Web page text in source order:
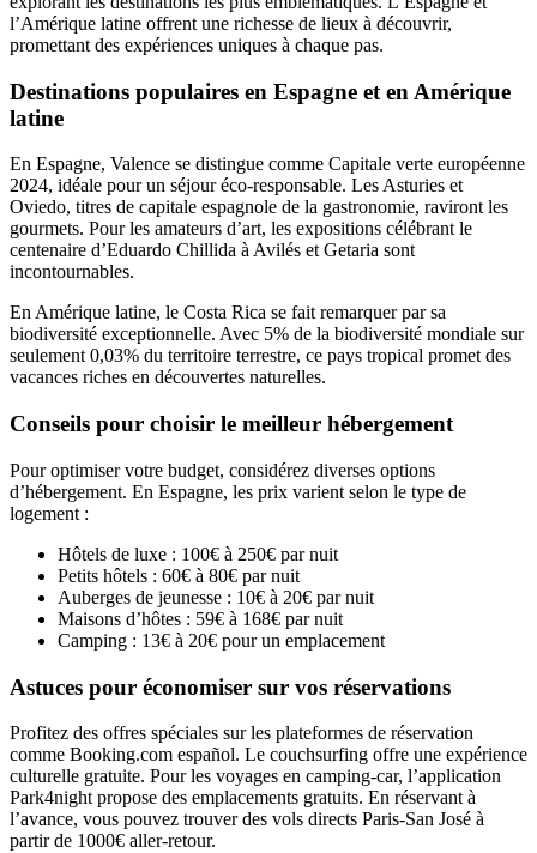
l’Amérique latine offrent une richesse de lieux à découvrir,
promettant des expériences uniques à chaque pas.
Destinations populaires en Espagne et en Amérique
latine
En Espagne, Valence se distingue comme Capitale verte européenne
2024, idéale pour un séjour éco-responsable. Les Asturies et
Oviedo, titres de capitale espagnole de la gastronomie, raviront les
gourmets. Pour les amateurs d’art, les expositions célébrant le
centenaire d’Eduardo Chillida à Avilés et Getaria sont
incontournables.
En Amérique latine, le Costa Rica se fait remarquer par sa
biodiversité exceptionnelle. Avec 5% de la biodiversité mondiale sur
seulement 0,03% du territoire terrestre, ce pays tropical promet des
vacances riches en découvertes naturelles.
Conseils pour choisir le meilleur hébergement
Pour optimiser votre budget, considérez diverses options
d’hébergement. En Espagne, les prix varient selon le type de
logement :
Hôtels de luxe : 100€ à 250€ par nuit
Petits hôtels : 60€ à 80€ par nuit
Auberges de jeunesse : 10€ à 20€ par nuit
Maisons d’hôtes : 59€ à 168€ par nuit
Camping : 13€ à 20€ pour un emplacement
Astuces pour économiser sur vos réservations
Profitez des offres spéciales sur les plateformes de réservation
comme Booking.com español. Le couchsurfing offre une expérience
culturelle gratuite. Pour les voyages en camping-car, l’application
Park4night propose des emplacements gratuits. En réservant à
l’avance, vous pouvez trouver des vols directs Paris-San José à
partir de 1000€ aller-retour.